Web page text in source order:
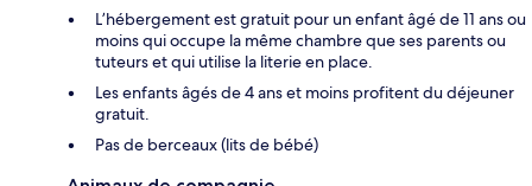
L’hébergement est gratuit pour un enfant âgé de 11 ans ou
moins qui occupe la même chambre que ses parents ou
tuteurs et qui utilise la literie en place.
Les enfants âgés de 4 ans et moins profitent du déjeuner
gratuit.
Pas de berceaux (lits de bébé)